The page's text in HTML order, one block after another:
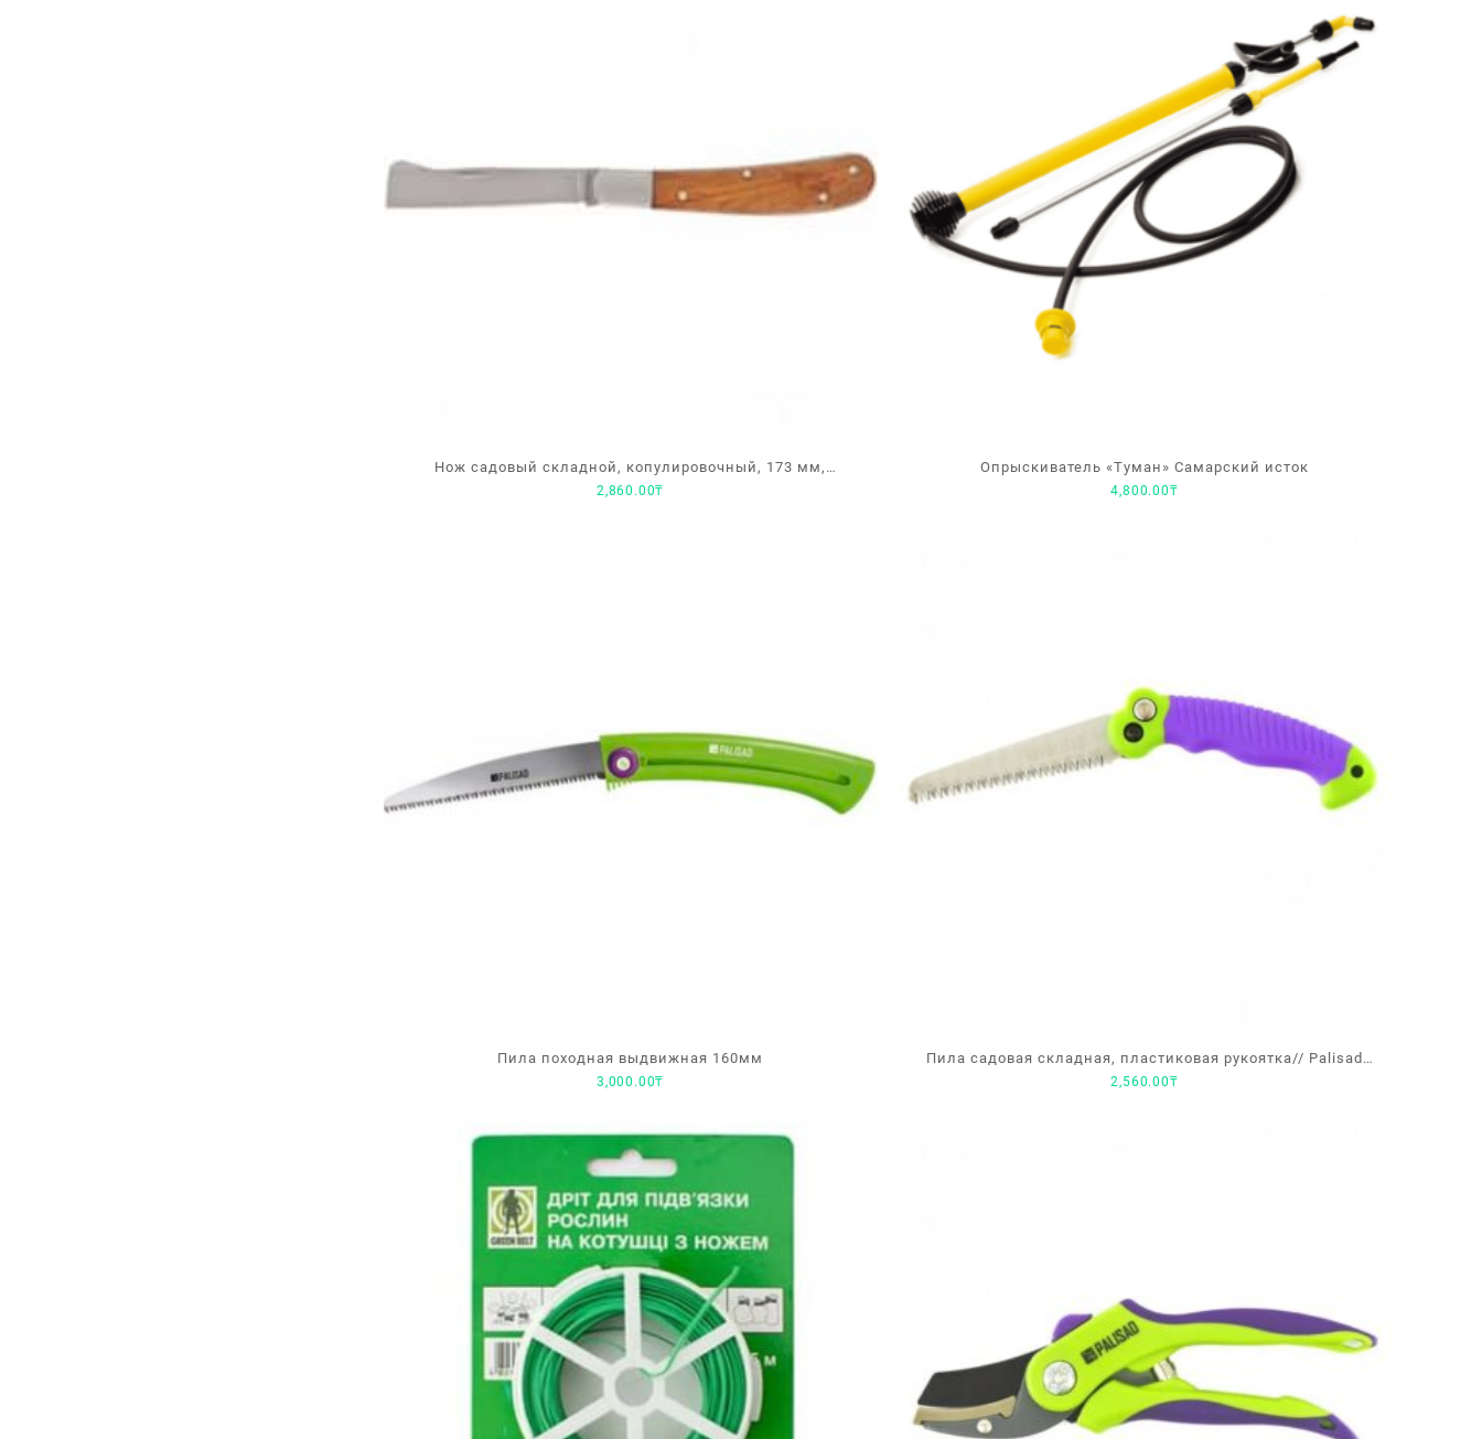
Нож садовый складной, копулировочный, 173 мм,
деревянная рукоятка Palisad
2,860.00₸
Опрыскиватель «Туман» Самарский исток
4,800.00₸
Пила походная выдвижная 160мм
3,000.00₸
Пила садовая складная, пластиковая рукоятка// Palisad
150мм
2,560.00₸